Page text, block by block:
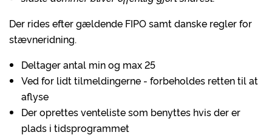
Der rides efter gældende FIPO samt danske regler for
stævneridning.
Deltager antal min og max 25
Ved for lidt tilmeldingerne - forbeholdes retten til at
aflyse
Der oprettes venteliste som benyttes hvis der er
plads i tidsprogrammet